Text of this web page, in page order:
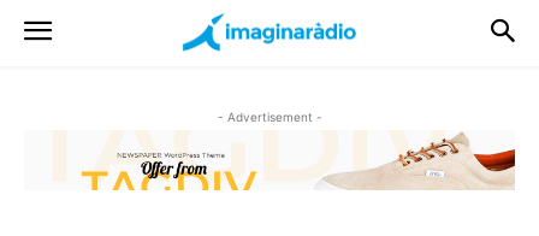
- Advertisement -